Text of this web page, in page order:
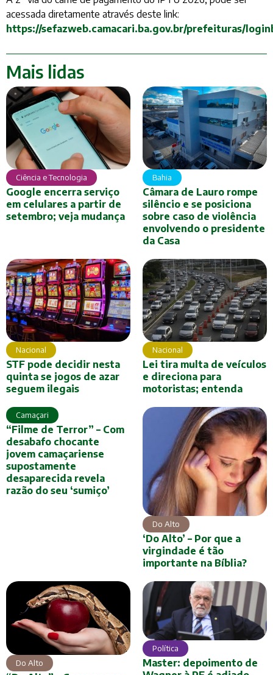
acessada diretamente através deste link:
https://sefazweb.camacari.ba.gov.br/prefeituras/
Mais lidas
Ciência e Tecnologia
Google encerra serviço
em celulares a partir de
setembro; veja mudança
Bahia
Câmara de Lauro rompe
silêncio e se posiciona
sobre caso de violência
envolvendo o presidente
da Casa
Nacional
STF pode decidir nesta
quinta se jogos de azar
seguem ilegais
Nacional
Lei tira multa de veículos
e direciona para
motoristas; entenda
Camaçari
“Filme de Terror” – Com
desabafo chocante
jovem camaçariense
supostamente
desaparecida revela
razão do seu ‘sumiço’
Do Alto
‘Do Alto’ – Por que a
virgindade é tão
importante na Bíblia?
Do Alto
Política
Master: depoimento de